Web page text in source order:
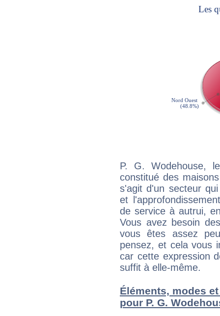
P. G. Wodehouse,
constitué des
s'agit d'un secteur
et
de service à autrui,
Vous avez besoin
vous êtes assez
pensez, et cela vous
car cette expression
suffit à elle-même.
Éléments, modes
pour P. G.